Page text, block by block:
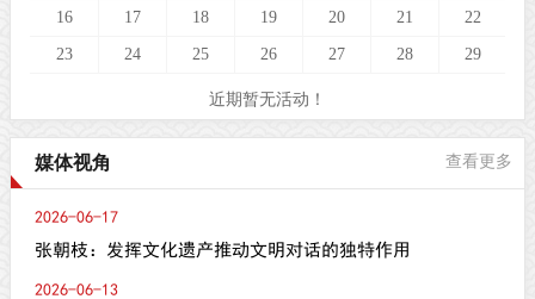
16 17 18 19 20 21 22
23 24 25 26 27 28 29
近期暂无活动！
媒体视角 查看更多
2026-06-17
张朝枝：发挥文化遗产推动文明对话的独特作用
2026-06-13